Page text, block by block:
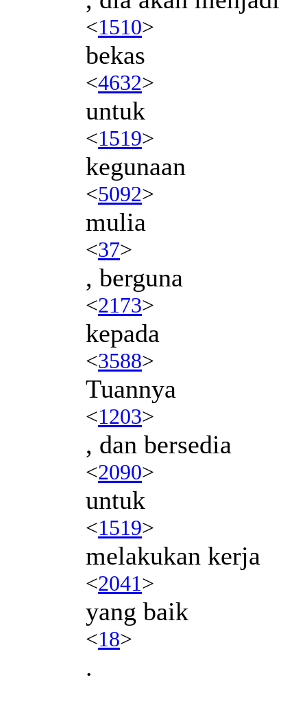
<1510>
bekas
<4632>
untuk
<1519>
kegunaan
<5092>
mulia
<37>
, berguna
<2173>
kepada
<3588>
Tuannya
<1203>
, dan bersedia
<2090>
untuk
<1519>
melakukan kerja
<2041>
yang baik
<18>
.